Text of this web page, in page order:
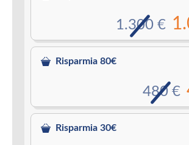
1.300 €
Risparmia 80€
480 €
Risparmia 30€